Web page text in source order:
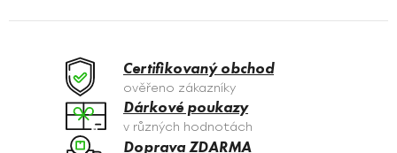
á
c
í
p
r
Certifikovaný obchod
ověřeno zákazníky
Dárkové poukazy
v různých hodnotách
Doprava ZDARMA